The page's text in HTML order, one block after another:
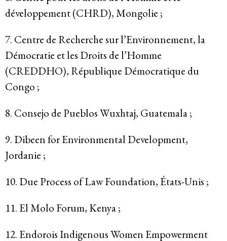
développement (CHRD), Mongolie ;
7. Centre de Recherche sur l’Environnement, la
Démocratie et les Droits de l’Homme
(CREDDHO), République Démocratique du
Congo ;
8. Consejo de Pueblos Wuxhtaj, Guatemala ;
9. Dibeen for Environmental Development,
Jordanie ;
10. Due Process of Law Foundation, États-Unis ;
11. El Molo Forum, Kenya ;
12. Endorois Indigenous Women Empowerment